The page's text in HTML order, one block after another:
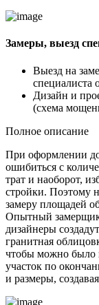
Замеры, выезд
Выезд на
специалиста
Дизайн и
(схема
Полное описание
При оформлении
ошибиться с
трат и наоборот,
стройки. Поэтому
замеру площадей
Опытный замерщик
дизайнеры
гранитная
чтобы можно было
участок по
и размеры,